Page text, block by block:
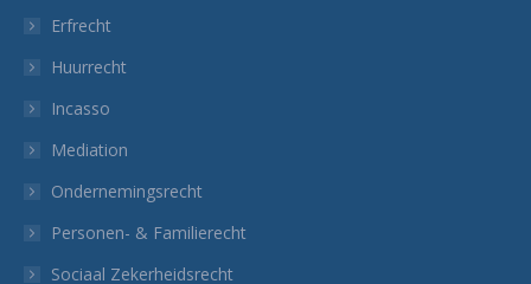
Erfrecht
Huurrecht
Incasso
Mediation
Ondernemingsrecht
Personen- & Familierecht
Sociaal Zekerheidsrecht